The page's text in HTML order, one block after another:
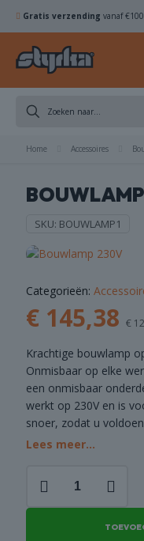
Gratis verzending vanaf
Home Accessoires
SKU: BOUWLAMP1
Categorieën:
€ 145,38 €
Krachtige bouwlamp
Onmisbaar op elke
een onmisbaar
werkt op 230V en is
snoer, zodat u
Lees meer...
230V
aantal
& BEITELS
ACCESSOIRES
DEALS